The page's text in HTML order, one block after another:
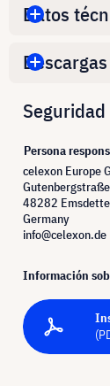
Datos
Descargas
Persona
celexon Europe
48282
Germany
info@celexon.de
Información